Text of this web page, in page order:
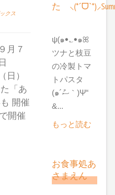
クス
９月７
日
（日）
「あ
開催
開催
た
ψ(๑ꔷ؎ꔷ๑ꕤ
ツナと枝豆
の冷製トマ
トパスタ
(๑´ސު｀)Ψ“
&...
もっと読む
お食事処あ
さまえん